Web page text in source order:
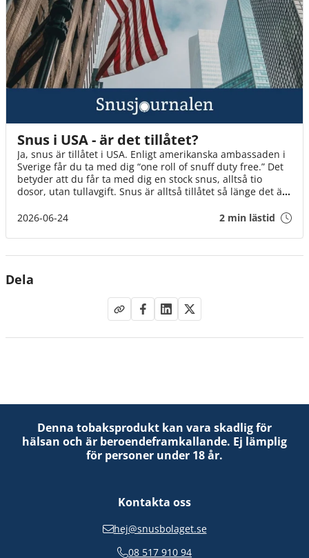
Snus i USA - är det tillåtet?
Ja, snus är tillåtet i USA. Enligt amerikanska ambassaden i
Sverige får du ta med dig “one roll of snuff duty free.” Det
betyder att du får ta med dig en stock snus, alltså tio
dosor, utan tullavgift. Snus är alltså tillåtet så länge det är
2026-06-24
2 min lästid
Dela
Denna tobaksprodukt kan vara skadlig för
hälsan och är beroendeframkallande. Ej lämplig
för personer under 18 år.
Kontakta oss
hej@snusbolaget.se
08 517 910 94